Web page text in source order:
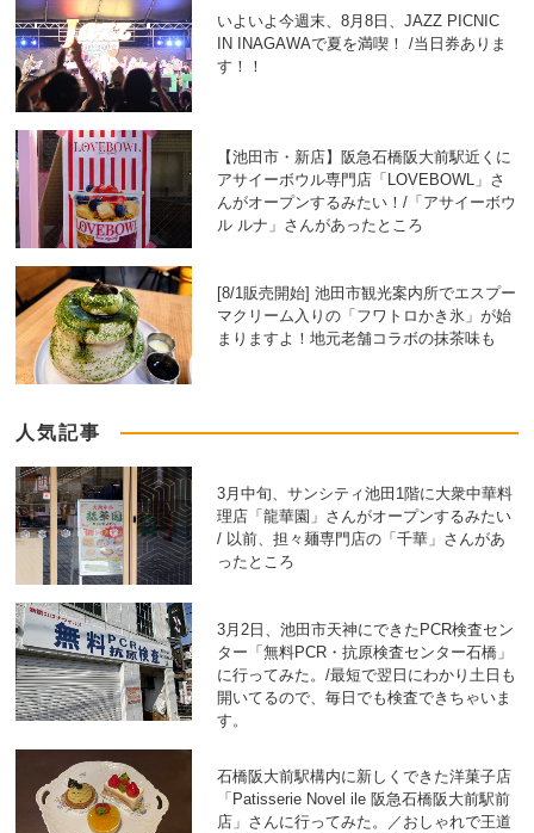
いよいよ今週末、8月8日、JAZZ PICNIC
IN INAGAWAで夏を満喫！ /当日券ありま
す！！
【池田市・新店】阪急石橋阪大前駅近くに
アサイーボウル専門店「LOVEBOWL」さ
んがオープンするみたい！/「アサイーボウ
ル ルナ」さんがあったところ
[8/1販売開始] 池田市観光案内所でエスプー
マクリーム入りの「フワトロかき氷」が始
まりますよ！地元老舗コラボの抹茶味も
人気記事
3月中旬、サンシティ池田1階に大衆中華料
理店「龍華園」さんがオープンするみたい
/ 以前、担々麺専門店の「千華」さんがあ
ったところ
3月2日、池田市天神にできたPCR検査セン
ター「無料PCR・抗原検査センター石橋」
に行ってみた。/最短で翌日にわかり土日も
開いてるので、毎日でも検査できちゃいま
す。
石橋阪大前駅構内に新しくできた洋菓子店
「Patisserie Novel ile 阪急石橋阪大前駅前
店」さんに行ってみた。／おしゃれで王道